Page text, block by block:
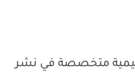
متخصصة في نشر